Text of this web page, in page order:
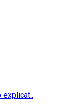
explicat..